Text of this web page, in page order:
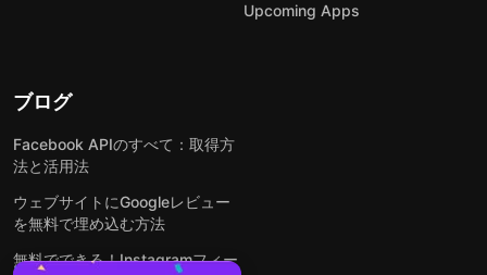
Upcoming Apps
ブログ
Facebook APIのすべて：取得方
法と活用法
ウェブサイトにGoogleレビュー
を無料で埋め込む方法
無料でできる！Instagramフィー